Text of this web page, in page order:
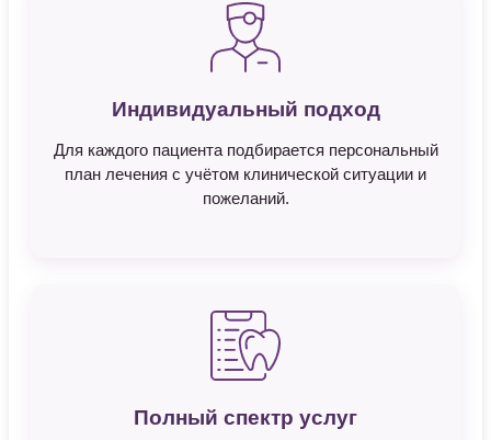
Индивидуальный подход
Для каждого пациента подбирается персональный
план лечения с учётом клинической ситуации и
пожеланий.
Полный спектр услуг